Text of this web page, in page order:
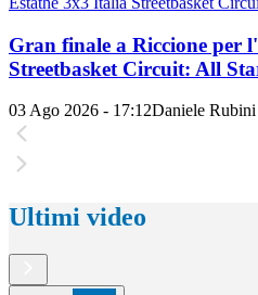
Gran finale a Riccione per
Streetbasket Circuit: All
03 Ago 2026 - 17:12Daniele Rubini
Ultimi video